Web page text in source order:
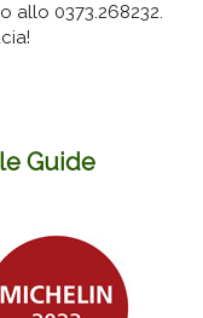
allo 0373.268232.
Guide